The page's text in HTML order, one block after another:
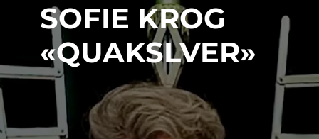
SOFIE KROG
«QUAKSLVER»